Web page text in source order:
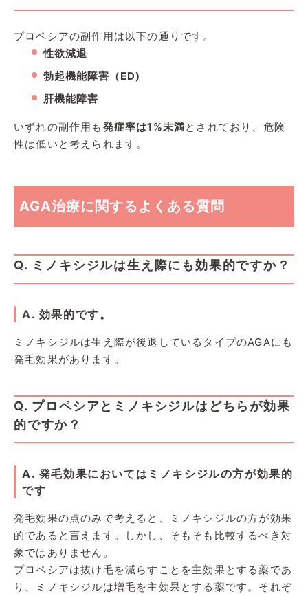
プロペシアの副作用は以下の通りです。
性欲減退
勃起機能障害（ED)
肝機能障害
いずれの副作用も 発症率は1%未満とされており、危険
性は低いと考えられます。
AGA治療に関するよくある質問
Q. ミノキシジルは生え際にも効果的ですか？
A. 効果的です。
ミノキシジルは生え際が後退しているタイプのAGAにも
発毛効果があります。
Q. プロペシアとミノキシジルはどちらが効果
的ですか？
A. 発毛効果においてはミノキシジルの方が効果的
です
発毛効果の点のみで考えると、ミノキシジルの方が効果
的であると言えます。しかし、そもそも比較するべき対
象ではありません。
プロペシアは抜け毛を減らすことを主効果とする薬であ
り、ミノキシジルは増毛を主効果とする薬です。それぞ